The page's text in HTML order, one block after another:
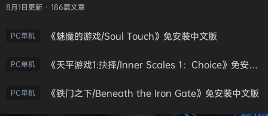
8月1日更新 · 186篇文章
PC单机 《魅魔的游戏/Soul Touch》免安装中文版
PC单机 《天平游戏1:抉择/Inner Scales 1：Choice》免安装中文版
PC单机 《铁门之下/Beneath the Iron Gate》免安装中文版